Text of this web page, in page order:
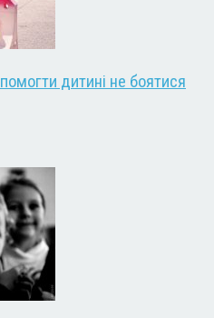
дитині не боятися